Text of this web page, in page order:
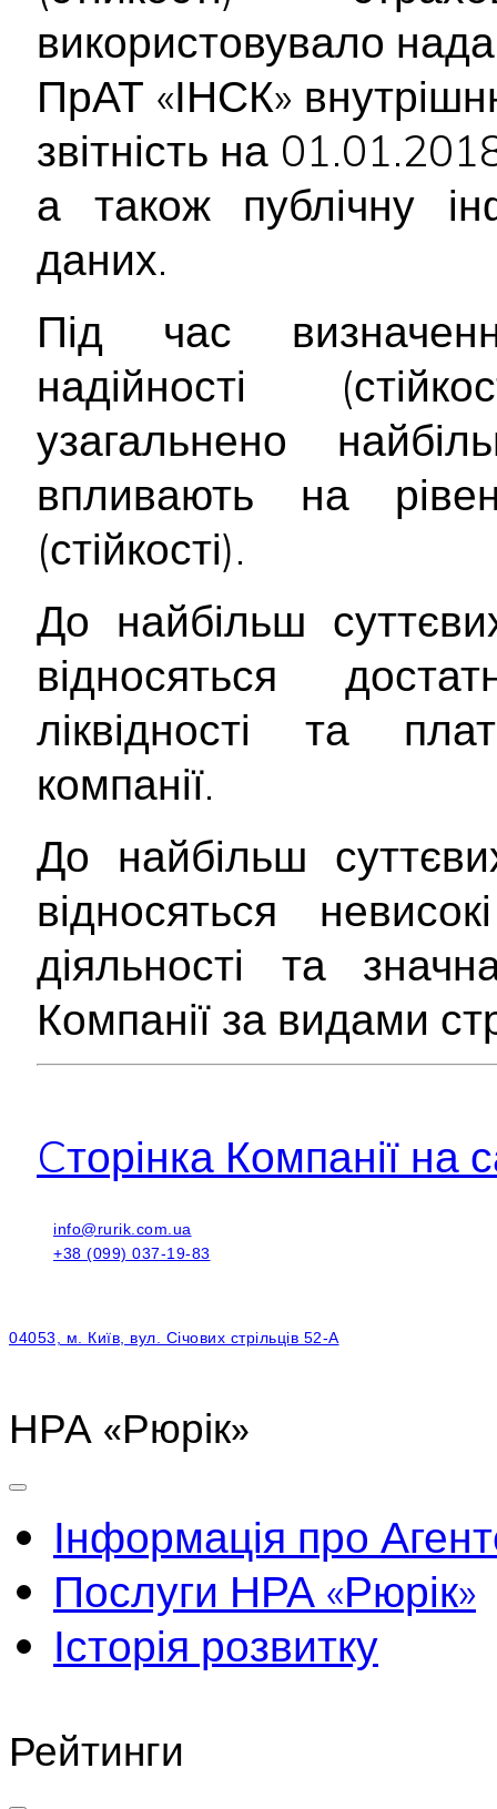
використовувало
ПрАТ «ІНСК»
звітність на
а також публічну
даних.
Під час
надійності
узагальнено
впливають на
(стійкості).
До найбільш
відносяться
ліквідності та
компанії.
До найбільш
відносяться
діяльності та
Компанії за видами
Cторінка Компанії на
info@rurik.com.ua
+38 (099) 037-19-83
04053, м. Київ, вул. Січових стрільців 52-А
НРА «Рюрік»
Інформація про
Послуги НРА «Рюрік»
Історія розвитку
Рейтинги